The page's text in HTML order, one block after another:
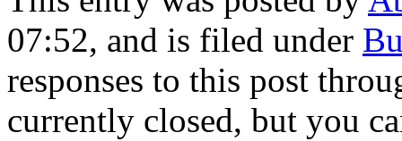
07:52, and is filed under
responses to this post
currently closed, but you